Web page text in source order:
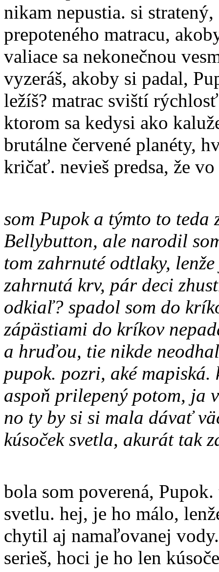
nikam nepustia. si
prepoteného matracu,
valiace sa nekonečnou
vyzeráš, akoby si padal,
ležíš? matrac sviští
ktorom sa kedysi ako
brutálne červené planéty,
kričať. nevieš predsa, že
som Pupok a týmto to teda
Bellybutton, ale narodil
tom zahrnuté odtlaky,
zahrnutá krv, pár deci
odkiaľ? spadol som do
zápästiami do kríkov
a hruďou, tie nikde
pupok. pozri, aké
aspoň prilepený potom, ja
no ty by si si mala dávať
kúsoček svetla, akurát tak
bola som poverená,
svetlu. hej, je ho málo,
chytil aj namaľovanej
serieš, hoci je ho len